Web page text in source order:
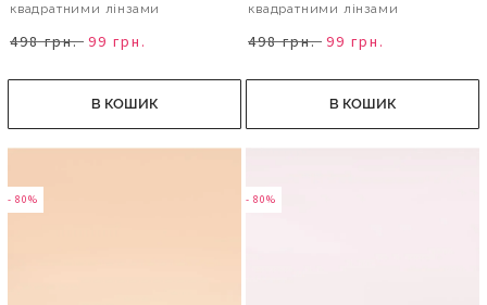
квадратними лінзами
498 грн. 99 грн.
В КОШИК
квадратними лінзами
498 грн. 99 грн.
В КОШИК
- 80% - 80%